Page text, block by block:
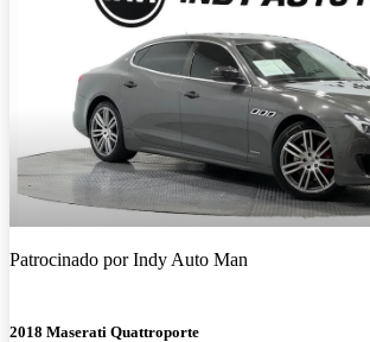
Patrocinado porIndy Auto Man
2018 Maserati Quattroporte